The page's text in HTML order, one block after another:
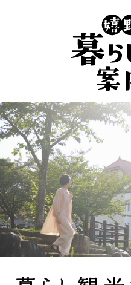
嬉
野
温
泉
暮
ら
し
観